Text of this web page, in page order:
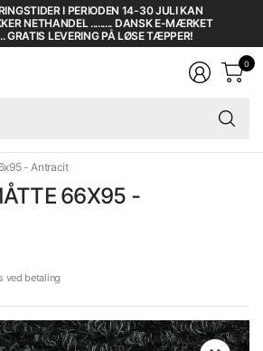
I PERIODEN 14-30 JULI KAN
NETHANDEL ......... DANSK E-MÆRKET
GRATIS LEVERING PÅ LØSE TÆPPER!
0
- Antracit
66X95 -
ved betaling